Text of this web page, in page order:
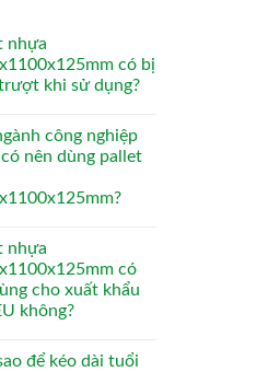
nhựa
có bị
khi sử dụng?
công nghiệp
nên dùng pallet
nhựa
có
cho xuất khẩu
không?
để kéo dài tuổi